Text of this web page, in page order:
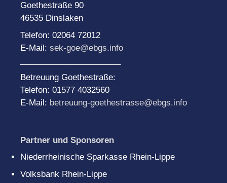
Goethestraße 90
46535 Dinslaken
Telefon: 02064 72012
E-Mail: sek-goe@ebgs.info
Betreuung Goethestraße:
Telefon: 01577 4032560
E-Mail: betreuung-goethestrasse@ebgs.info
Partner und Sponsoren
Niederrheinische Sparkasse Rhein-Lippe
Volksbank Rhein-Lippe